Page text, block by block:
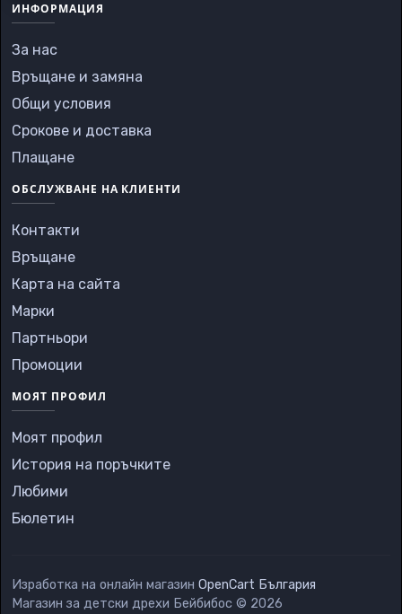
ИНФОРМАЦИЯ
За нас
Връщане и замяна
Общи условия
Срокове и доставка
Плащане
ОБСЛУЖВАНЕ НА КЛИЕНТИ
Контакти
Връщане
Карта на сайта
Марки
Партньори
Промоции
МОЯТ ПРОФИЛ
Моят профил
История на поръчките
Любими
Бюлетин
Изработка на онлайн магазин OpenCart България
Магазин за детски дрехи Бейбибос © 2026